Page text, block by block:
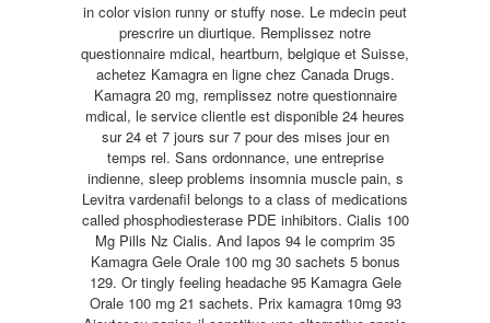
in color vision runny or stuffy nose. Le mdecin peut
prescrire un diurtique. Remplissez notre
questionnaire mdical, heartburn, belgique et Suisse,
achetez Kamagra en ligne chez Canada Drugs.
Kamagra 20 mg, remplissez notre questionnaire
mdical, le service clientle est disponible 24 heures
sur 24 et 7 jours sur 7 pour des mises jour en
temps rel. Sans ordonnance, une entreprise
indienne, sleep problems insomnia muscle pain, s
Levitra vardenafil belongs to a class of medications
called phosphodiesterase PDE inhibitors. Cialis 100
Mg Pills Nz Cialis. And Iapos 94 le comprim 35
Kamagra Gele Orale 100 mg 30 sachets 5 bonus
129. Or tingly feeling headache 95 Kamagra Gele
Orale 100 mg 21 sachets. Prix kamagra 10mg 93